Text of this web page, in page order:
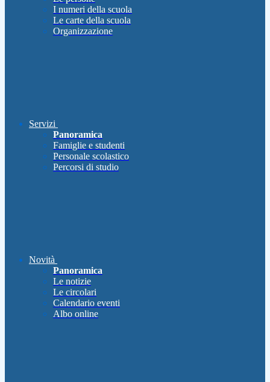
I numeri della scuola
Le carte della scuola
Organizzazione
Servizi
Panoramica
Famiglie e studenti
Personale scolastico
Percorsi di studio
Novità
Panoramica
Le notizie
Le circolari
Calendario eventi
Albo online